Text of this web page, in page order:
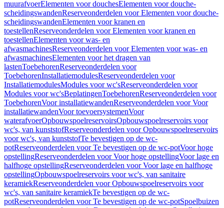
muurafvoerElementen voor douchesElementen voor douche-
scheidingswandenReserveonderdelen voor Elementen voor douche-
scheidingswandenElementen voor kranen en
toestellenReserveonderdelen voor Elementen voor kranen en
toestellenElementen voor was- en
afwasmachinesReserveonderdelen voor Elementen voor was- en
afwasmachinesElementen voor het dragen van
lastenToebehorenReserveonderdelen voor
ToebehorenInstallatiemodulesReserveonderdelen voor
InstallatiemodulesModules voor wc'sReserveonderdelen voor
Modules voor wc'sBeplatingenToebehorenReserveonderdelen voor
ToebehorenVoor installatiewandenReserveonderdelen voor Voor
installatiewandenVoor toevoersystemenVoor
waterafvoerOpbouwspoelreservoirsOpbouwspoelreservoirs voor
wc's, van kunststofReserveonderdelen voor Opbouwspoelreservoirs
voor wc's, van kunststofTe bevestigen op de wc-
potReserveonderdelen voor Te bevestigen op de wc-potVoor hoge
opstellingReserveonderdelen voor Voor hoge opstellingVoor lage en
halfhoge opstellingReserveonderdelen voor Voor lage en halfhoge
opstellingOpbouwspoelreservoirs voor wc's, van sanitaire
keramiekReserveonderdelen voor Opbouwspoelreservoirs voor
wc's, van sanitaire keramiekTe bevestigen op de wc-
potReserveonderdelen voor Te bevestigen op de wc-potSpoelbuizen